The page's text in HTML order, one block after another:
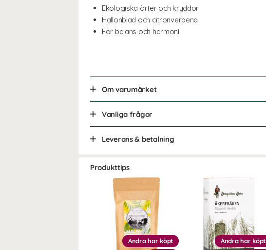
Ekologiska örter och kryddor
Hallonblad och citronverbena
För balans och harmoni
Om varumärket
Vanliga frågor
Leverans & betalning
Produkttips
Andra har köpt Andra har köpt